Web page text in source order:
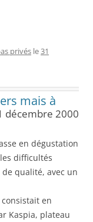
privés le31
mais à
décembre 2000
en dégustation
difficultés
qualité, avec un
en
Kaspia, plateau